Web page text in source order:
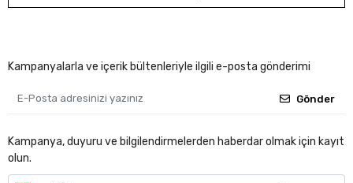
Kampanyalarla ve içerik bültenleriyle ilgili e-posta gönderimi
Gönder
Kampanya, duyuru ve bilgilendirmelerden haberdar olmak için kayıt
olun.